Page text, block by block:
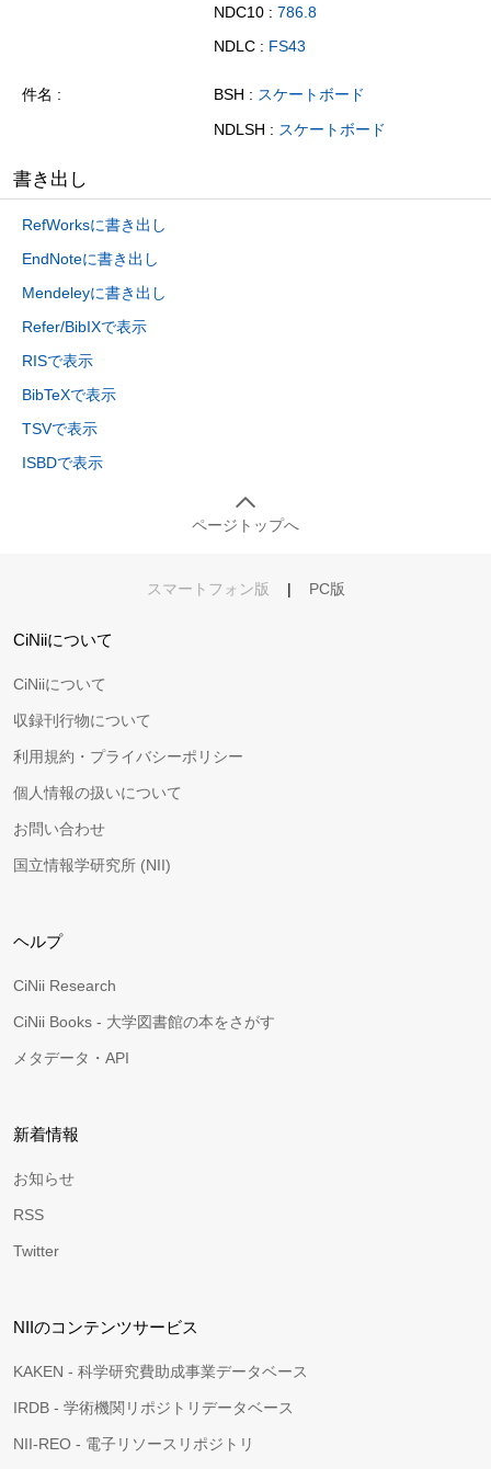
NDC10 : 786.8
NDLC : FS43
件名 BSH : スケートボード
NDLSH : スケートボード
書き出し
RefWorksに書き出し
EndNoteに書き出し
Mendeleyに書き出し
Refer/BibIXで表示
RISで表示
BibTeXで表示
TSVで表示
ISBDで表示
ページトップへ
スマートフォン版 | PC版
CiNiiについて
CiNiiについて
収録刊行物について
利用規約・プライバシーポリシー
個人情報の扱いについて
お問い合わせ
国立情報学研究所 (NII)
ヘルプ
CiNii Research
CiNii Books - 大学図書館の本をさがす
メタデータ・API
新着情報
お知らせ
RSS
Twitter
NIIのコンテンツサービス
KAKEN - 科学研究費助成事業データベース
IRDB - 学術機関リポジトリデータベース
NII-REO - 電子リソースリポジトリ